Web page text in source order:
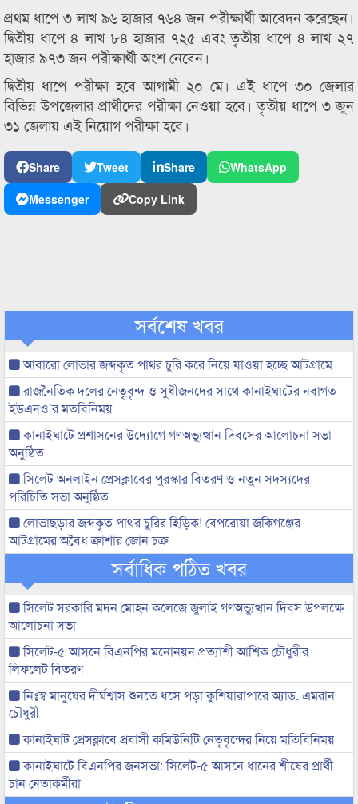
প্রথম ধাপে ৩ লাখ ৯৬ হাজার ৭৬৪ জন পরীক্ষার্থী আবেদন করেছেন।
দ্বিতীয় ধাপে ৪ লাখ ৮৪ হাজার ৭২৫ এবং তৃতীয় ধাপে ৪ লাখ ২৭
হাজার ৯৭৩ জন পরীক্ষার্থী অংশ নেবেন।
দ্বিতীয় ধাপে পরীক্ষা হবে আগামী ২০ মে। এই ধাপে ৩০ জেলার
বিভিন্ন উপজেলার প্রার্থীদের পরীক্ষা নেওয়া হবে। তৃতীয় ধাপে ৩ জুন
৩১ জেলায় এই নিয়োগ পরীক্ষা হবে।
Share Tweet Share
WhatsApp
Messenger
Copy Link
সর্বশেষ খবর
আবারো লোভার জব্দকৃত পাথর চুরি করে নিয়ে যাওয়া হচ্ছে আটগ্রামে
রাজনৈতিক দলের নেতৃবৃন্দ ও সুধীজনদের সাথে কানাইঘাটের নবাগত
ইউএনও’র মতবিনিময়
কানাইঘাটে প্রশাসনের উদ্যোগে গণঅভ্যুত্থান দিবসের আলোচনা সভা
অনুষ্ঠিত
সিলেট অনলাইন প্রেসক্লাবের পুরস্কার বিতরণ ও নতুন সদস্যদের
পরিচিতি সভা অনুষ্ঠিত
লোভাছড়ার জব্দকৃত পাথর চুরির হিড়িক! বেপরোয়া জকিগঞ্জের
আটগ্রামের অবৈধ ক্রাশার জোন চক্র
সর্বাধিক পঠিত খবর
সিলেট সরকারি মদন মোহন কলেজে জুলাই গণঅভ্যুত্থান দিবস উপলক্ষে
আলোচনা সভা
সিলেট-৫ আসনে বিএনপির মনোনয়ন প্রত্যাশী আশিক চৌধুরীর
লিফলেট বিতরণ
নিঃস্ব মানুষের দীর্ঘশ্বাস শুনতে ধসে পড়া কুশিয়ারাপারে অ্যাড. এমরান
চৌধুরী
কানাইঘাট প্রেসক্লাবে প্রবাসী কমিউনিটি নেতৃবৃন্দের নিয়ে মতিবিনিময়
কানাইঘাটে বিএনপির জনসভা: সিলেট-৫ আসনে ধানের শীষের প্রার্থী
চান নেতাকর্মীরা